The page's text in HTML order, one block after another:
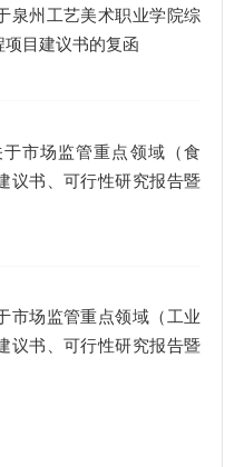
泉州工艺美术职业学院综
目建议书的复函
市场监管重点领域（食
议书、可行性研究报告暨
市场监管重点领域（工业
议书、可行性研究报告暨